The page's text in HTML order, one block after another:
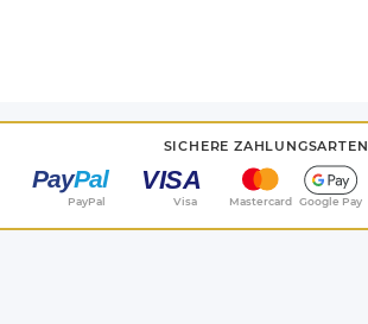
SICHERE ZAHLUNGSARTEN
PayPal Visa Mastercard Google Pay